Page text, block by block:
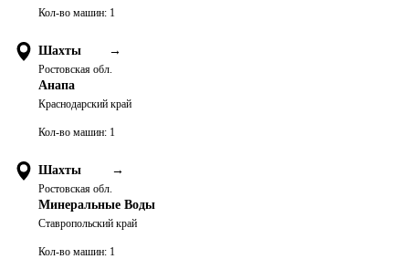
Кол-во машин: 1
Шахты →
Ростовская обл.
Анапа
Краснодарский край
Кол-во машин: 1
Шахты →
Ростовская обл.
Минеральные Воды
Ставропольский край
Кол-во машин: 1